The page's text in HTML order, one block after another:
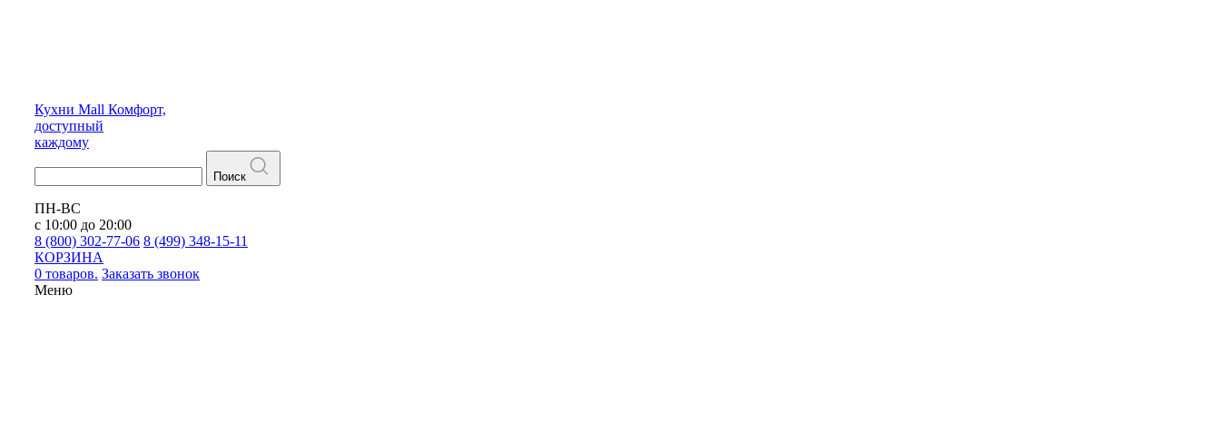
Кухни Mall Комфорт,
доступный
каждому
Поиск
ПН-ВС
с 10:00 до 20:00
8 (800) 302-77-06 8 (499) 348-15-11
КОРЗИНА
0 товаров. Заказать звонок
Меню